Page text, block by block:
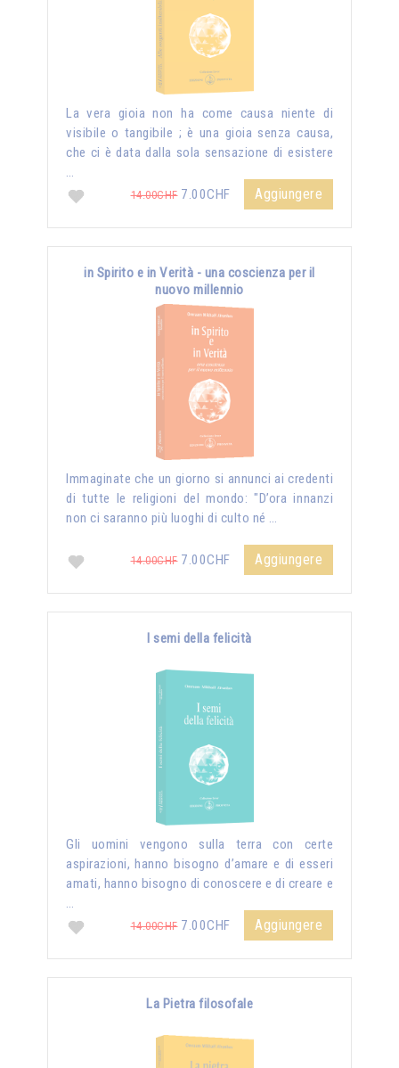
La vera gioia non ha come causa niente di
visibile o tangibile ; è una gioia senza causa,
che ci è data dalla sola sensazione di esistere
…
14.00CHF7.00CHF Aggiungere
in Spirito e in Verità - una coscienza per il
nuovo millennio
Immaginate che un giorno si annunci ai credenti
di tutte le religioni del mondo: "D’ora innanzi
non ci saranno più luoghi di culto né …
14.00CHF7.00CHF Aggiungere
I semi della felicità
Gli uomini vengono sulla terra con certe
aspirazioni, hanno bisogno d’amare e di esseri
amati, hanno bisogno di conoscere e di creare e
…
14.00CHF7.00CHF Aggiungere
La Pietra filosofale